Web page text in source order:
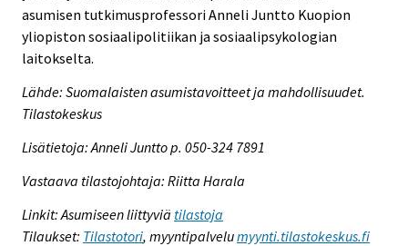
asumisen tutkimusprofessori Anneli Juntto Kuopion
yliopiston sosiaalipolitiikan ja sosiaalipsykologian
laitokselta.
Lähde: Suomalaisten asumistavoitteet ja mahdollisuudet.
Tilastokeskus
Lisätietoja: Anneli Juntto p. 050-324 7891
Vastaava tilastojohtaja: Riitta Harala
Linkit: Asumiseen liittyviä tilastoja
Tilaukset: Tilastotori, myyntipalvelumyynti.tilastokeskus.fi